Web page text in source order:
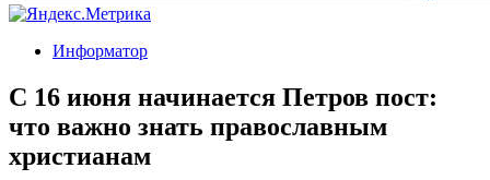
Информатор
С 16 июня начинается Петров пост:
что важно знать православным
христианам